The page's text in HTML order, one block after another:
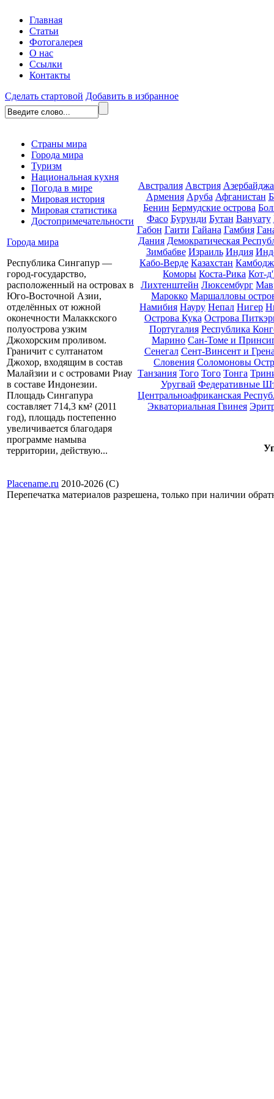
Главная
Статьи
Фотогалерея
О нас
Ссылки
Контакты
Сделать стартовой Добавить в избранное
Страны мира
Города мира
Туризм
Национальная кухня
Погода в мире
Мировая история
Мировая статистика
Достопримечательности
Города мира
Республика Сингапур —
город-государство,
расположенный на островах в
Юго-Восточной Азии,
отделённых от южной
оконечности Малаккского
полуострова узким
Джохорским проливом.
Граничит с султанатом
Джохор, входящим в состав
Малайзии и с островами Риау
в составе Индонезии.
Площадь Сингапура
составляет 714,3 км² (2011
год), площадь постепенно
увеличивается благодаря
программе намыва
территории, действую...
Австралия Австрия
Армения Аруба Афганистан
Бенин Бермудские острова
Фасо Бурунди Бутан Вануату
Габон Гаити Гайана Гамбия
Дания Демократическая
Зимбабве Израиль Индия
Кабо-Верде Казахстан
Коморы Коста-Рика Кот-
Лихтенштейн Люксембург
Марокко Маршалловы
Намибия Науру Непал Нигер
Острова Кука Острова
Португалия Республика
Марино Сан-Томе и
Сенегал Сент-Винсент и
Словения Соломоновы
Танзания Того Того Тонга
Уругвай Федеративные
Центральноафриканская
Экваториальная Гвинея
Placename.ru 2010-2026 (С)
Перепечатка материалов разрешена, только при наличии